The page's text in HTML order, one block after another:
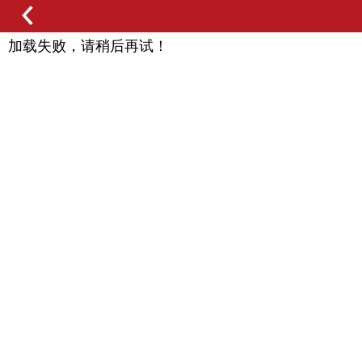
加载失败，请稍后再试！